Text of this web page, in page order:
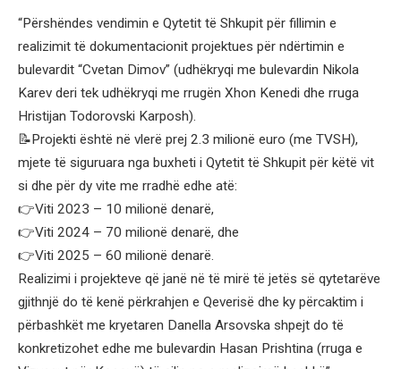
“Përshëndes vendimin e Qytetit të Shkupit për fillimin e
realizimit të dokumentacionit projektues për ndërtimin e
bulevardit “Cvetan Dimov” (udhëkryqi me bulevardin Nikola
Karev deri tek udhëkryqi me rrugën Xhon Kenedi dhe rruga
Hristijan Todorovski Karposh).
📝Projekti është në vlerë prej 2.3 milionë euro (me TVSH),
mjete të siguruara nga buxheti i Qytetit të Shkupit për këtë vit
si dhe për dy vite me rradhë edhe atë:
👉Viti 2023 – 10 milionë denarë,
👉Viti 2024 – 70 milionë denarë, dhe
👉Viti 2025 – 60 milionë denarë.
Realizimi i projekteve që janë në të mirë të jetës së qytetarëve
gjithnjë do të kenë përkrahjen e Qeverisë dhe ky përcaktim i
përbashkët me kryetaren Danella Arsovska shpejt do të
konkretizohet edhe me bulevardin Hasan Prishtina (rruga e